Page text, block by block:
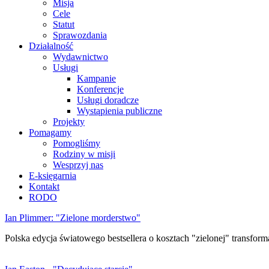
Misja
Cele
Statut
Sprawozdania
Działalność
Wydawnictwo
Usługi
Kampanie
Konferencje
Usługi doradcze
Wystąpienia publiczne
Projekty
Pomagamy
Pomogliśmy
Rodziny w misji
Wesprzyj nas
E-księgarnia
Kontakt
RODO
Ian Plimmer: "Zielone morderstwo"
Polska edycja światowego bestsellera o kosztach "zielonej"